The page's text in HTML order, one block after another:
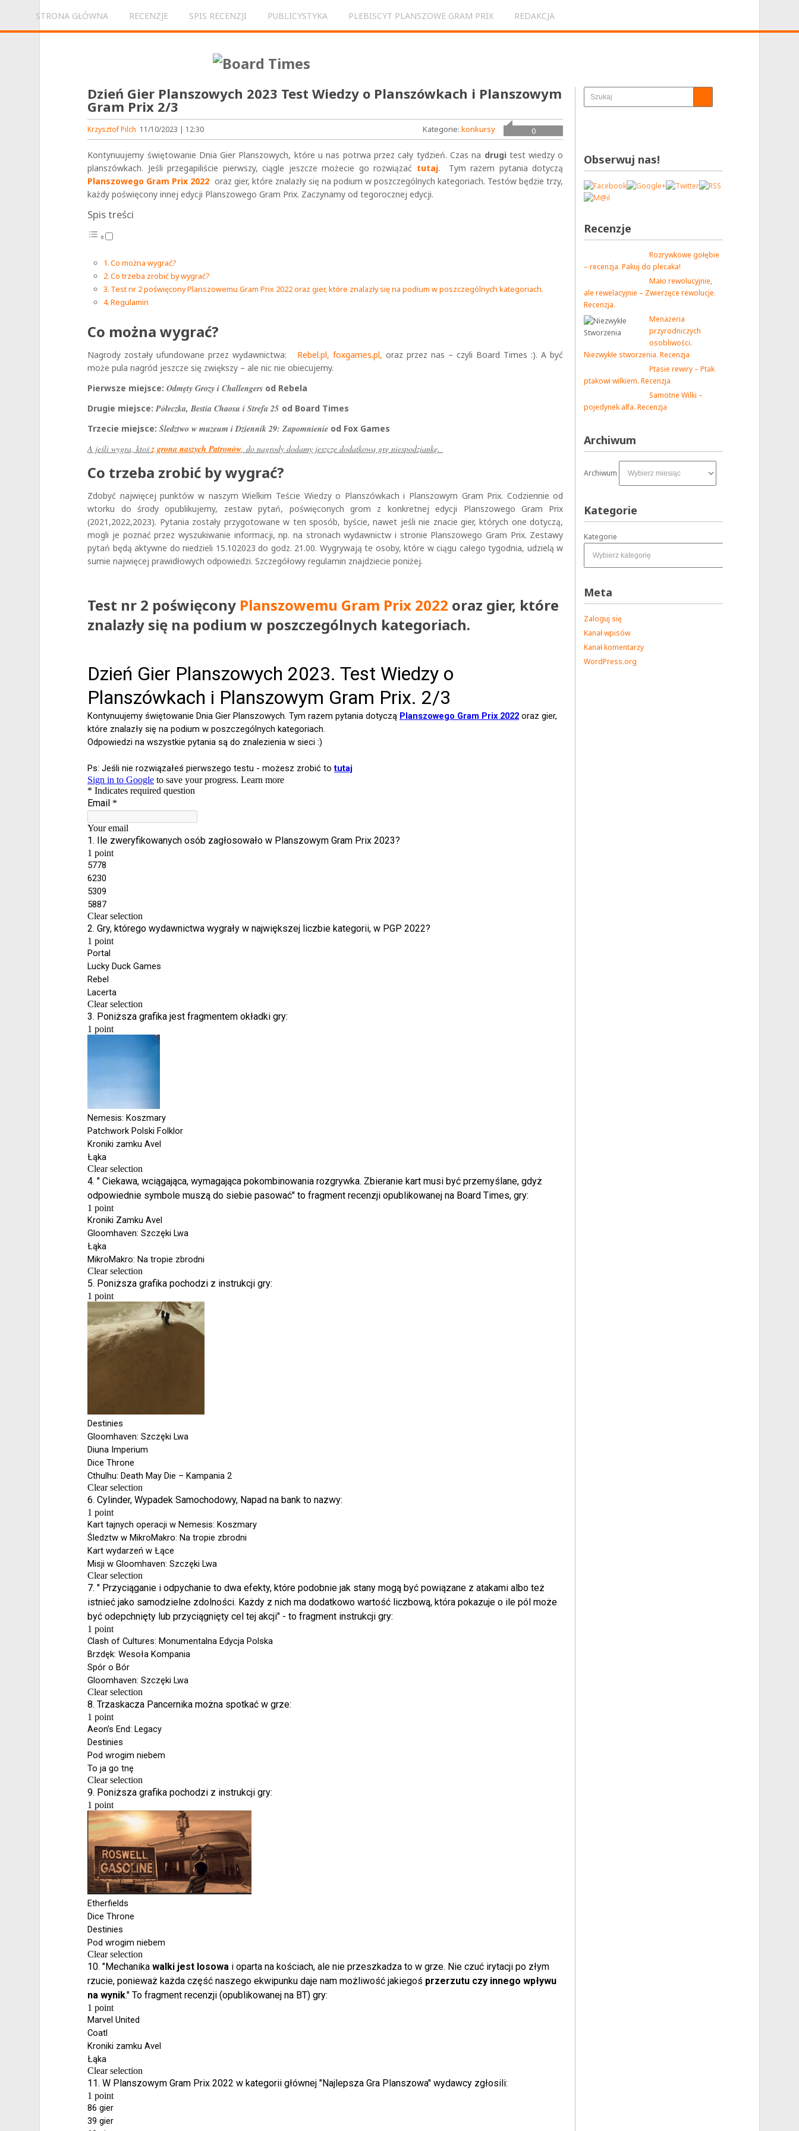
STRONA GŁÓWNA RECENZJE SPIS RECENZJI PUBLICYSTYKA PLEBISCYT PLANSZOWE GRAM PRIX REDAKCJA
Dzień Gier Planszowych 2023 Test Wiedzy o Planszówkach i Planszowym
Gram Prix 2/3
Krzysztof Pilch 11/10/2023 | 12:30 0
Kategorie:konkursy
Kontynuujemy świętowanie Dnia Gier Planszowych, które u nas potrwa przez cały tydzień. Czas na drugitest wiedzy o
planszówkach. Jeśli przegapiliście pierwszy, ciągle jeszcze możecie go rozwiązać tutaj. Tym razem pytania dotyczą
Planszowego Gram Prix 2022 oraz gier, które znalazły się na podium w poszczególnych kategoriach. Testów będzie trzy,
każdy poświęcony innej edycji Planszowego Gram Prix. Zaczynamy od tegorocznej edycji.
Spis treści
Co można wygrać?
Co trzeba zrobić by wygrać?
Test nr 2 poświęcony Planszowemu Gram Prix 2022 oraz gier, które znalazły się na podium w poszczególnych kategoriach.
Regulamin
Co można wygrać?
Nagrody zostały ufundowane przez wydawnictwa: Rebel.pl,foxgames.pl,oraz przez nas – czyli Board Times :). A być
może pula nagród jeszcze się zwiększy – ale nic nie obiecujemy.
Pierwsze miejsce:Odmęty Grozy i Challengers od Rebela
Drugie miejsce:Półeczka, Bestia Chaosu i Strefa 25 od Board Times
Trzecie miejsce:Śledztwo w muzeum i Dziennik 29: Zapomnienie od Fox Games
A jeśli wygra, ktośz grona naszych Patronów, do nagrody dodamy jeszcze dodatkową grę niespodziankę.
Co trzeba zrobić by wygrać?
Zdobyć najwięcej punktów w naszym Wielkim Teście Wiedzy o Planszówkach i Planszowym Gram Prix. Codziennie od
wtorku do środy opublikujemy, zestaw pytań, poświęconych grom z konkretnej edycji Planszowego Gram Prix
(2021,2022,2023). Pytania zostały przygotowane w ten sposób, byście, nawet jeśli nie znacie gier, których one dotyczą,
mogli je poznać przez wyszukiwanie informacji, np. na stronach wydawnictw i stronie Planszowego Gram Prix. Zestawy
pytań będą aktywne do niedzieli 15.102023 do godz. 21.00. Wygrywają te osoby, które w ciągu całego tygodnia, udzielą w
sumie najwięcej prawidłowych odpowiedzi. Szczegółowy regulamin znajdziecie poniżej.
Test nr 2 poświęcony Planszowemu Gram Prix 2022 oraz gier, które
znalazły się na podium w poszczególnych kategoriach.
Obserwuj nas!
Recenzje
Rozrywkowe gołębie
– recenzja. Pakuj do plecaka!
Mało rewolucyjnie,
ale rewelacyjnie – Zwierzęce rewolucje.
Recenzja.
Menażeria
przyrodniczych
osobliwości.
Niezwykłe stworzenia. Recenzja
Ptasie rewiry – Ptak
ptakowi wilkiem. Recenzja
Samotne Wilki –
pojedynek alfa. Recenzja
Archiwum
Archiwum
Kategorie
Kategorie
Meta
Zaloguj się
Kanał wpisów
Kanał komentarzy
WordPress.org